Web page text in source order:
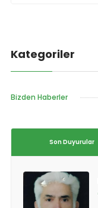
Kategoriler
Bizden Haberler
Son Duyurular